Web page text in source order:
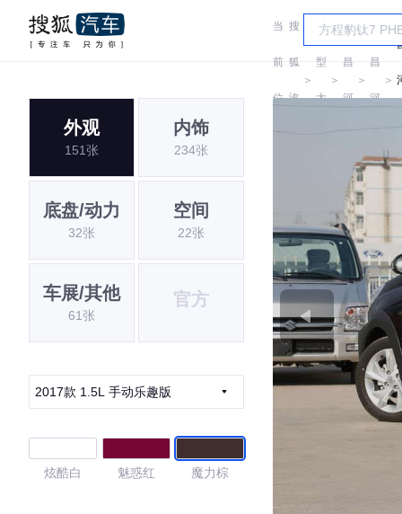
当
前
位
置:
搜
狐
汽
＞
车
型
大
＞
昌
河
＞
昌
河
＞
外观
151张
内饰
234张
底盘/动力
32张
空间
22张
车展/其他
61张
官方
2017款 1.5L 手动乐趣版
炫酷白 魅惑红 魔力棕